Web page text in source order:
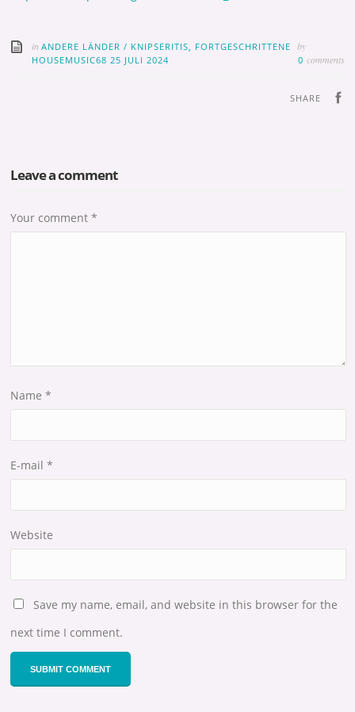
inANDERE LÄNDER / KNIPSERITIS, FORTGESCHRITTENE by
HOUSEMUSIC6825 JULI 2024 0 comments
SHARE
Leave a comment
Your comment*
Name*
E-mail*
Website
Save my name, email, and website in this browser for the
next time I comment.